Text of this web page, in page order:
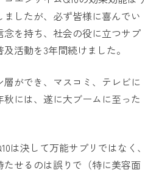
したが、必ず皆様に喜んでい
を持ち、社会の役に立つサプ
活動を3年間続けました。
ができ、マスコミ、テレビに
秋には、遂に大ブームに至った
は決して万能サプリではなく、
せるのは誤りで（特に美容面